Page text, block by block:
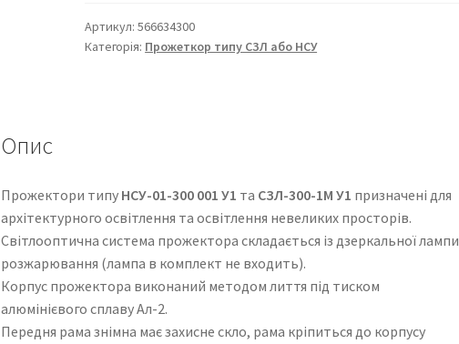
300
кількість
Артикул:566634300
Категорія: Прожеткор типу СЗЛ або НСУ
Опис
Прожектори типу НСУ-01-300 001 У1 та СЗЛ-300-1М У1 призначені для
архітектурного освітлення та освітлення невеликих просторів.
Світлооптична система прожектора складається із дзеркальної лампи
розжарювання (лампа в комплект не входить).
Корпус прожектора виконаний методом лиття під тиском
алюмінієвого сплаву Ал-2.
Передня рама знімна має захисне скло, рама кріпиться до корпусу